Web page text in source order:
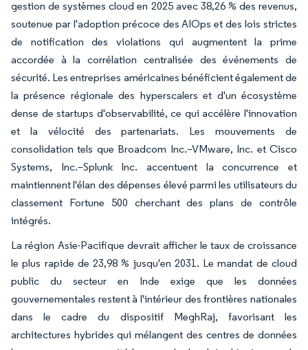
gestion de systèmes cloud en 2025 avec 38,26 % des revenus,
soutenue par l'adoption précoce des AIOps et des lois strictes
de notification des violations qui augmentent la prime
accordée à la corrélation centralisée des événements de
sécurité. Les entreprises américaines bénéficient également de
la présence régionale des hyperscalers et d'un écosystème
dense de startups d'observabilité, ce qui accélère l'innovation
et la vélocité des partenariats. Les mouvements de
consolidation tels que Broadcom Inc.–VMware, Inc. et Cisco
Systems, Inc.–Splunk Inc. accentuent la concurrence et
maintiennent l'élan des dépenses élevé parmi les utilisateurs du
classement Fortune 500 cherchant des plans de contrôle
intégrés.
La région Asie-Pacifique devrait afficher le taux de croissance
le plus rapide de 23,98 % jusqu'en 2031. Le mandat de cloud
public du secteur en Inde exige que les données
gouvernementales restent à l'intérieur des frontières nationales
dans le cadre du dispositif MeghRaj, favorisant les
architectures hybrides qui mélangent des centres de données